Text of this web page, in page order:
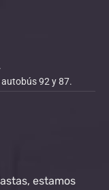
92 y 87.
estamos